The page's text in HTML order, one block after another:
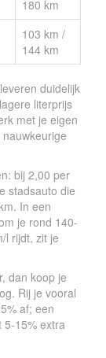
180 km
103 km /
144 km
duidelijk
literprijs
met je eigen
bij 2,00 per
stadsauto die
In een
je rond 140-
l rijdt, zit je
dan koop je
Rij je vooral
af; een
5-15% extra